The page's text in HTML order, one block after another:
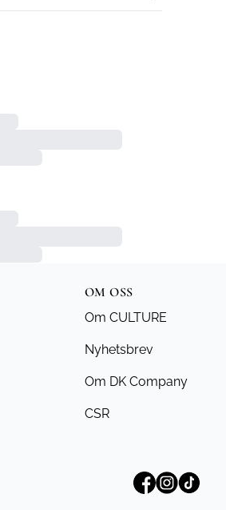
OM OSS
Om CULTURE
Nyhetsbrev
Om DK Company
CSR